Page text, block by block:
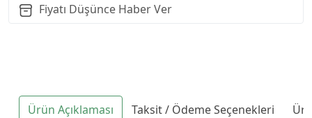
Fiyatı Düşünce Haber Ver
Ürün Açıklaması Taksit / Ödeme Seçenekleri